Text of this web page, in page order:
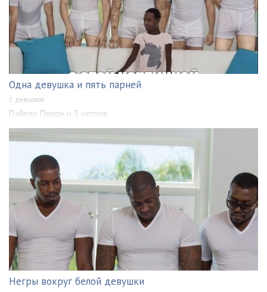
Одна девушка и пять парней
С девушкой
Пайпер Перри и 5 негров
Негры вокруг белой девушки